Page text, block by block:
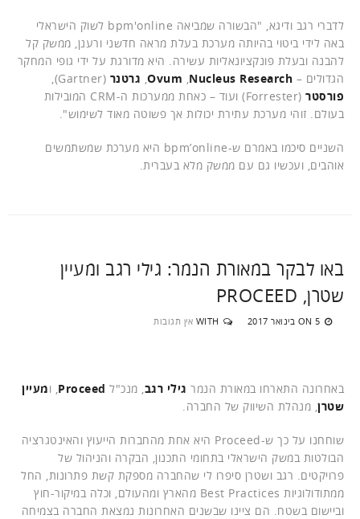
לדברי רגב ודיגא, "הבשורה שמביאה bpm'online לשוק הישראלי
באה לידי ביטוי בהיותה מערכת בעלת מראה חדשני ורענן, ממשק קל
להבנה ובעלת פונקציונאליות עשירה. היא מדורגת על ידי גופי המחקר
הגדולים –
Ovum ,Nucleus Research
, גרטנר (Gartner),
פורסטר
(Forrester) ועוד – כאחת ממערכות ה-CRM המובילות
בעולם. זוהי מערכת עתירת יכולות אך פשוטה מאוד לשימוש".
השניים סיכמו באמרם ש-bpm’online היא מערכת שמשתמשים
אוהבים, ועכשיו גם עם ממשק מלא בעברית.
באו לבקר במאורת הנמר: גילי רגב ומעיין
שטרן, PROCEED
ON 5 בינואר 2017 WITH אין תגובות
באחרונה התארחו במאורת הנמר גילי רגב, מנכ"ל Proceed, ומעיין
שטרן, מנהלת השיווק של החברה.
שוחחנו על כך ש-Proceed היא אחת מהחברות הייעוץ והאינטגרציה
הבולטות במשק הישראלי בתחומי התכנון, הבקרה והניהול של
פרויקטים. רגב ושטרן סיפרו לי שהחברה מספקת קשת פתרונות, החל
ממתודולוגיות Best Practices מהארץ ומהעולם, וכלה במיקור-חוץ
וביישום בשטח. הם ציינו שבשנים האחרונות נמצאת החברה בצמיחה